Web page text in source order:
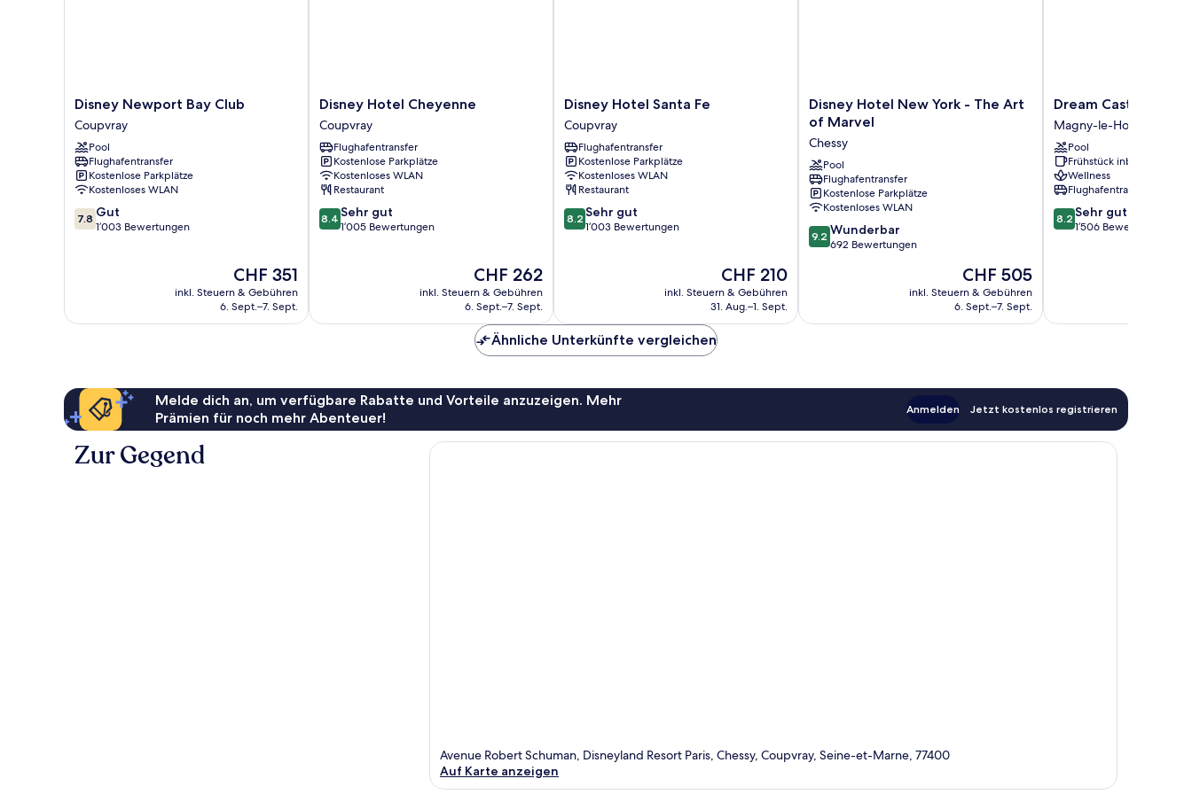
Disney
Newport
Bay
Club
Coupvray
Disney Newport Bay Club
Coupvray
Pool
Flughafentransfer
Kostenlose Parkplätze
Kostenloses WLAN
7.8
von
7.8 Gut
1’003 Bewertungen
Der
Preis
beträgt
CHF 351
inkl. Steuern & Gebühren
6. Sept.–7. Sept.
Disney
Hotel
Cheyenne
Coupvray
Disney Hotel Cheyenne
Coupvray
Flughafentransfer
Kostenlose Parkplätze
Kostenloses WLAN
Restaurant
8.4
von
8.4 Sehr gut
1’005 Bewertungen
Der
Preis
beträgt
CHF 262
inkl. Steuern & Gebühren
6. Sept.–7. Sept.
Disney
Hotel
Santa
Fe
Coupvray
Disney Hotel Santa Fe
Coupvray
Flughafentransfer
Kostenlose Parkplätze
Kostenloses WLAN
Restaurant
8.2
von
8.2 Sehr gut
1’003 Bewertungen
Der
Preis
beträgt
CHF 210
inkl. Steuern & Gebühren
31. Aug.–1. Sept.
Disney
Hotel
York
-
The
Art
of
Marvel
Chessy
Disney Hotel New York - The Art
of Marvel
Chessy
Pool
Flughafentransfer
Kostenlose Parkplätze
Kostenloses WLAN
9.2
von
9.2 Wunderbar
692 Bewertungen
Der
Preis
beträgt
CHF 505
inkl. Steuern & Gebühren
6. Sept.–7. Sept.
Dream
Castle
Hotel
Magny-
le-
Hongre
Dream Castle Hotel
Magny-le-Hongre
Pool
Frühstück inbegriffen
Wellness
Flughafentransfer
8.2
von
8.2 Sehr gut
1’506 Bewertungen
Ähnliche Unterkünfte vergleichen
Melde dich an, um verfügbare Rabatte und Vorteile anzuzeigen. Mehr
Prämien für noch mehr Abenteuer!
Anmelden Jetzt kostenlos registrieren
Zur Gegend
Avenue Robert Schuman, Disneyland Resort Paris, Chessy, Coupvray, Seine-et-Marne, 77400
Auf Karte anzeigen